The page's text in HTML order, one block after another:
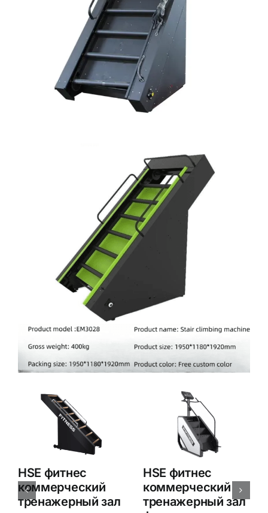
HSE фитнес
коммерческие
лестницы мастер
Коммерческая
лестница HSE
Fitness Stair